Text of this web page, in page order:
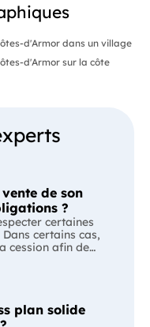
d'Armor dans un village
d'Armor sur la côte
de son
?
certaines
certains cas,
cession afin de
une offre
plan solide